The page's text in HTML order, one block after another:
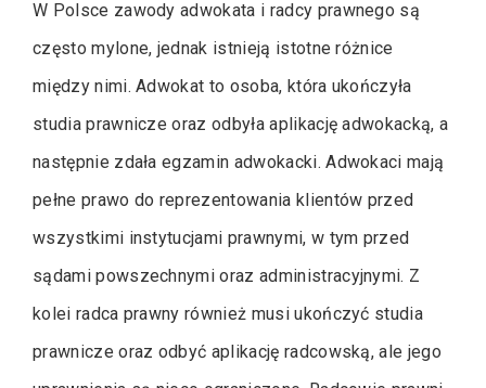
W Polsce zawody adwokata i radcy prawnego są
często mylone, jednak istnieją istotne różnice
między nimi. Adwokat to osoba, która ukończyła
studia prawnicze oraz odbyła aplikację adwokacką, a
następnie zdała egzamin adwokacki. Adwokaci mają
pełne prawo do reprezentowania klientów przed
wszystkimi instytucjami prawnymi, w tym przed
sądami powszechnymi oraz administracyjnymi. Z
kolei radca prawny również musi ukończyć studia
prawnicze oraz odbyć aplikację radcowską, ale jego